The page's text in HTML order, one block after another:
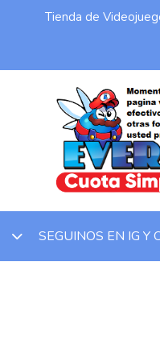
Tienda de
SEGUINOS EN IG Y